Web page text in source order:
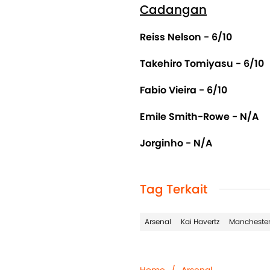
Cadangan
Reiss Nelson - 6/10
Takehiro Tomiyasu - 6/10
Fabio Vieira - 6/10
Emile Smith-Rowe - N/A
Jorginho - N/A
Tag Terkait
Arsenal Kai Havertz